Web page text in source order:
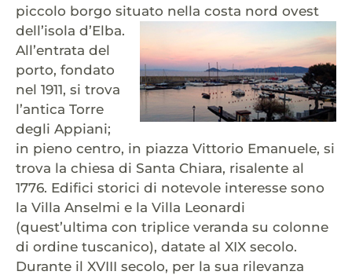
piccolo borgo situato nella costa nord ovest
dell’isola d’Elba.
All’entrata del
porto, fondato
nel 1911, si trova
l’antica Torre
degli Appiani;
in pieno centro, in piazza Vittorio Emanuele, si
trova la chiesa di Santa Chiara, risalente al
1776. Edifici storici di notevole interesse sono
la Villa Anselmi e la Villa Leonardi
(quest’ultima con triplice veranda su colonne
di ordine tuscanico), datate al XIX secolo.
Durante il XVIII secolo, per la sua rilevanza